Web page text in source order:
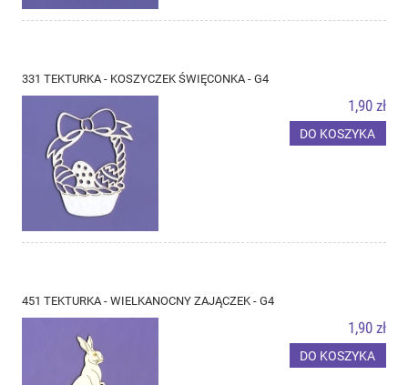
331 TEKTURKA - KOSZYCZEK ŚWIĘCONKA - G4
1,90 zł
DO KOSZYKA
451 TEKTURKA - WIELKANOCNY ZAJĄCZEK - G4
1,90 zł
DO KOSZYKA